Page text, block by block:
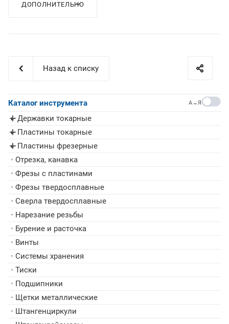
ДОПОЛНИТЕЛЬНО
Назад к списку
Каталог инструмента A→Я
▸ Державки токарные
▸ Пластины токарные
▸ Пластины фрезерные
• Отрезка, канавка
• Фрезы с пластинами
• Фрезы твердосплавные
• Сверла твердосплавные
• Нарезание резьбы
• Бурение и расточка
• Винты
• Системы хранения
• Тиски
• Подшипники
• Щетки металлические
• Штангенциркули